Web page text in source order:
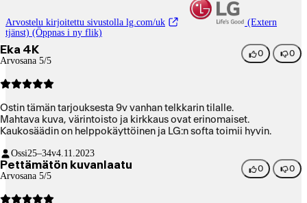
Arvostelu kirjoitettu sivustolla lg.com/uk
(Extern
tjänst) (Öppnas i ny flik)
Eka 4K
Arvosana 5/5
0 0
Ostin tämän tarjouksesta 9v vanhan telkkarin tilalle.
Mahtava kuva, värintoisto ja kirkkaus ovat erinomaiset.
Kaukosäädin on helppokäyttöinen ja LG:n softa toimii hyvin.
Ossi25–34v4.11.2023
Pettämätön kuvanlaatu
Arvosana 5/5
0 0